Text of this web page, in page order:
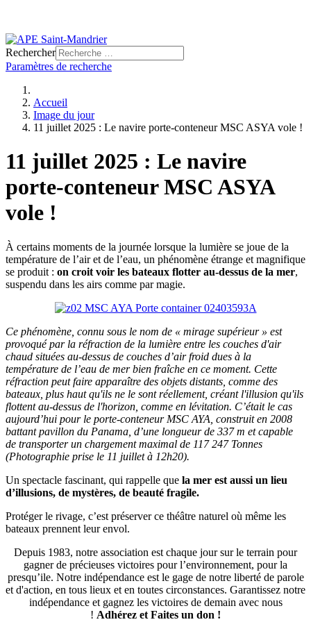
Rechercher
Paramètres de recherche
Accueil
Image du jour
11 juillet 2025 : Le navire porte-conteneur MSC ASYA vole !
11 juillet 2025 : Le navire
porte-conteneur MSC ASYA
vole !
À certains moments de la journée lorsque la lumière se joue de la
température de l’air et de l’eau, un phénomène étrange et magnifique
se produit : on croit voir les bateaux flotter au-dessus de la mer,
suspendu dans les airs comme par magie.
Ce phénomène, connu sous le nom de « mirage supérieur » est
provoqué par la réfraction de la lumière entre les couches d'air
chaud situées au-dessus de couches d’air froid dues à la
température de l’eau de mer bien fraîche en ce moment. Cette
réfraction peut faire apparaître des objets distants, comme des
bateaux, plus haut qu'ils ne le sont réellement, créant l'illusion qu'ils
flottent au-dessus de l'horizon, comme en lévitation. C’était le cas
aujourd’hui pour le porte-conteneur MSC AYA, construit en 2008
battant pavillon du Panama, d’une longueur de 337 m et capable
de transporter un chargement maximal de 117 247 Tonnes
(Photographie prise le 11 juillet à 12h20).
Un spectacle fascinant, qui rappelle que la mer est aussi un lieu
d’illusions, de mystères, de beauté fragile.
Protéger le rivage, c’est préserver ce théâtre naturel où même les
bateaux prennent leur envol.
Depuis 1983, notre association est chaque jour sur le terrain pour
gagner de précieuses victoires pour l’environnement, pour la
presqu’ile. Notre indépendance est le gage de notre liberté de parole
et d'action, en tous lieux et en toutes circonstances. Garantissez notre
indépendance et gagnez les victoires de demain avec nous
! Adhérez et Faites un don !